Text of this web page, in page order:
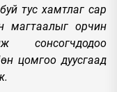
тус хамтлаг сар
магтаалыг орчин
цомгоо дуусгаад